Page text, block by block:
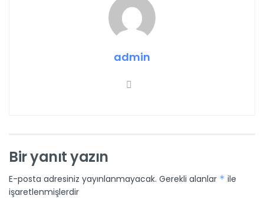
admin
Bir yanıt yazın
E-posta adresiniz yayınlanmayacak. Gerekli alanlar * ile
işaretlenmişlerdir